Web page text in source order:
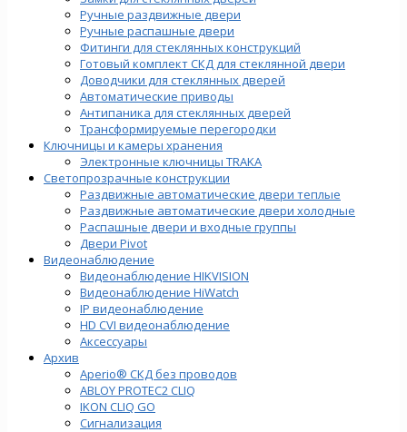
Ручные раздвижные двери
Ручные распашные двери
Фитинги для стеклянных конструкций
Готовый комплект СКД для стеклянной двери
Доводчики для стеклянных дверей
Автоматические приводы
Антипаника для стеклянных дверей
Трансформируемые перегородки
Ключницы и камеры хранения
Электронные ключницы TRAKA
Светопрозрачные конструкции
Раздвижные автоматические двери теплые
Раздвижные автоматические двери холодные
Распашные двери и входные группы
Двери Pivot
Видеонаблюдение
Видеонаблюдение HIKVISION
Видеонаблюдение HiWatch
IP видеонаблюдение
HD CVI видеонаблюдение
Аксессуары
Архив
Aperio® СКД без проводов
ABLOY PROTEC2 CLIQ
IKON CLIQ GO
Сигнализация